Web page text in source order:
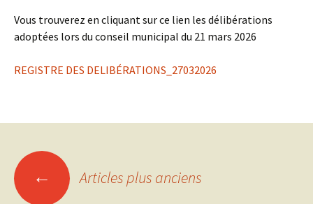
Vous trouverez en cliquant sur ce lien les délibérations
adoptées lors du conseil municipal du 21 mars 2026
REGISTRE DES DELIBÉRATIONS_27032026
Navigation
← Articles plus anciens